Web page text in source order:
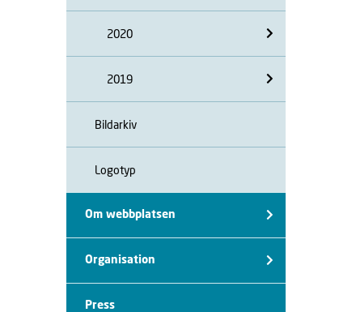
2020
2019
Bildarkiv
Logotyp
Om webbplatsen
Organisation
Press